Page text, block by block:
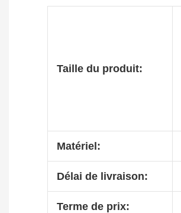
Taille du produit:
Matériel:
Délai de livraison:
Terme de prix: